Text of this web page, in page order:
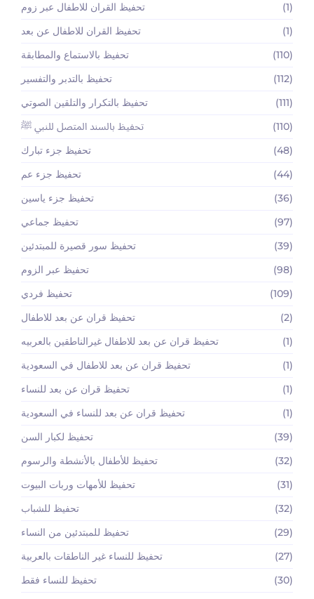
تحفيظ القران للاطفال عبر زوم
(1)
تحفيظ القران للاطفال عن بعد
(1)
تحفيظ بالاستماع والمطابقة
(110)
تحفيظ بالتدبر والتفسير
(112)
تحفيظ بالتكرار والتلقين الصوتي
(111)
تحفيظ بالسند المتصل للنبي ﷺ
(110)
تحفيظ جزء تبارك
(48)
تحفيظ جزء عم
(44)
تحفيظ جزء ياسين
(36)
تحفيظ جماعي
(97)
تحفيظ سور قصيرة للمبتدئين
(39)
تحفيظ عبر الزوم
(98)
تحفيظ فردي
(109)
تحفيظ قران عن بعد للاطفال
(2)
تحفيظ قران عن بعد للاطفال غيرالناطقين بالعربيه
(1)
تحفيظ قران عن بعد للاطفال في السعودية
(1)
تحفيظ قران عن بعد للنساء
(1)
تحفيظ قران عن بعد للنساء في السعودية
(1)
تحفيظ لكبار السن
(39)
تحفيظ للأطفال بالأنشطة والرسوم
(32)
تحفيظ للأمهات وربات البيوت
(31)
تحفيظ للشباب
(32)
تحفيظ للمبتدئين من النساء
(29)
تحفيظ للنساء غير الناطقات بالعربية
(27)
تحفيظ للنساء فقط
(30)